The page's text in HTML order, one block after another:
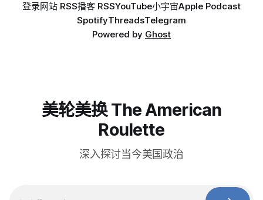
登录网站 RSS播客 RSSYouTube小宇宙Apple Podcast
SpotifyThreadsTelegram
Powered by Ghost
美轮美换 The American
Roulette
深入探讨当今美国政治